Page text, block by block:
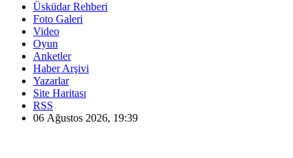
Üsküdar Rehberi
Foto Galeri
Video
Oyun
Anketler
Haber Arşivi
Yazarlar
Site Haritası
RSS
06 Ağustos 2026, 19:39